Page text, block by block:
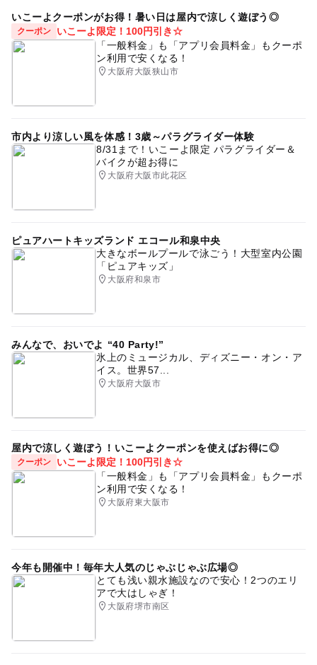
いこーよクーポンがお得！暑い日は屋内で涼しく遊ぼう◎
クーポン
いこーよ限定！100円引き☆
「一般料金」も「アプリ会員料金」もクーポ
ン利用で安くなる！
大阪府大阪狭山市
市内より涼しい風を体感！3歳～パラグライダー体験
8/31まで！いこーよ限定 パラグライダー＆
バイクが超お得に
大阪府大阪市此花区
ピュアハートキッズランド エコール和泉中央
大きなボールプールで泳ごう！大型室内公園
「ピュアキッズ」
大阪府和泉市
みんなで、おいでよ “40 Party!”
氷上のミュージカル、ディズニー・オン・ア
イス。世界57...
大阪府大阪市
屋内で涼しく遊ぼう！いこーよクーポンを使えばお得に◎
クーポン
いこーよ限定！100円引き☆
「一般料金」も「アプリ会員料金」もクーポ
ン利用で安くなる！
大阪府東大阪市
今年も開催中！毎年大人気のじゃぶじゃぶ広場◎
とても浅い親水施設なので安心！2つのエリ
アで大はしゃぎ！
大阪府堺市南区